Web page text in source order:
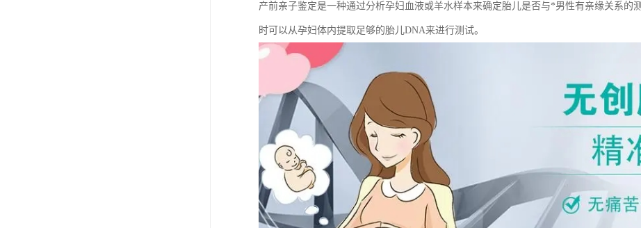
产前亲子鉴定是一种通过分析孕妇血液或羊水样本来确定胎儿是否与*男性有亲缘关系的
时可以从孕妇体内提取足够的胎儿DNA来进行测试。